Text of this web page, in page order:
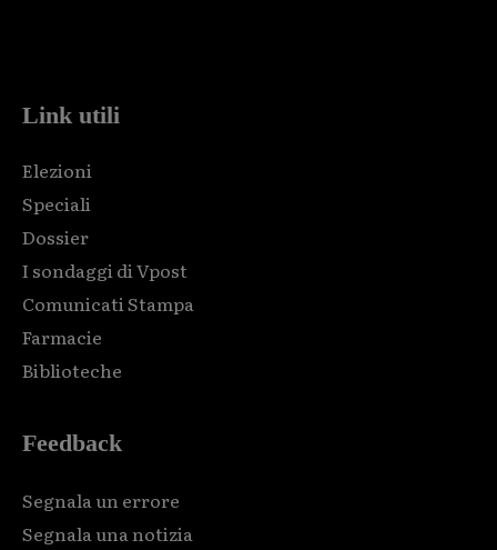
Link utili
Elezioni
Speciali
Dossier
I sondaggi di Vpost
Comunicati Stampa
Farmacie
Biblioteche
Feedback
Segnala un errore
Segnala una notizia